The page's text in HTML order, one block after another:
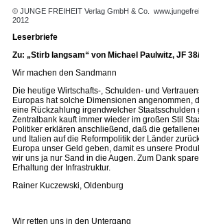
© JUNGE FREIHEIT Verlag GmbH & Co.
2012
Leserbriefe
Zu: „Stirb langsam“ von Michael Paulwitz, JF
Wir machen den Sandmann
Die heutige Wirtschafts-, Schulden- und
Europas hat solche Dimensionen angenommen,
eine Rückzahlung irgendwelcher Staatsschulden
Zentralbank kauft immer wieder im großen Stil
Politiker erklären anschließend, daß die
und Italien auf die Reformpolitik der Länder
Europa unser Geld geben, damit es unsere
wir uns ja nur Sand in die Augen. Zum Dank
Erhaltung der Infrastruktur.
Rainer Kuczewski, Oldenburg
Wir retten uns in den Untergang